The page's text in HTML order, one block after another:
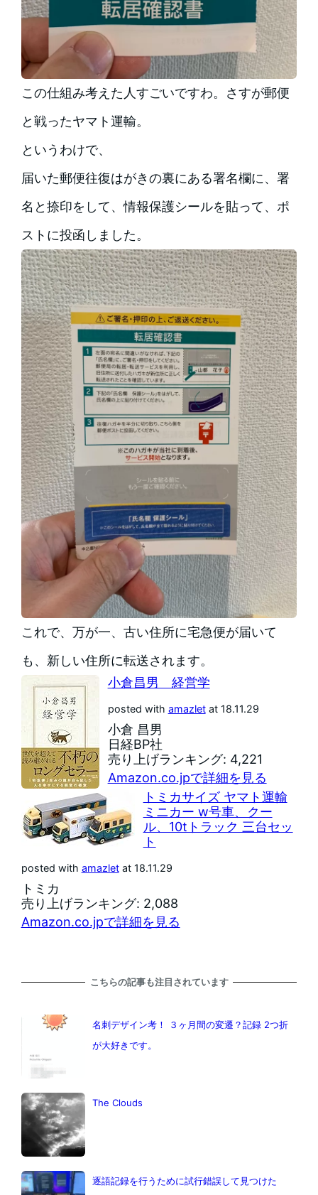
この仕組み考えた人すごいですわ。さすが郵便
と戦ったヤマト運輸。
というわけで、
届いた郵便往復はがきの裏にある署名欄に、署
名と捺印をして、情報保護シールを貼って、ポ
ストに投函しました。
これで、万が一、古い住所に宅急便が届いて
も、新しい住所に転送されます。
小倉昌男 経営学
posted with amazletat 18.11.29
小倉 昌男
日経BP社
売り上げランキング: 4,221
Amazon.co.jpで詳細を見る
トミカサイズ ヤマト運輸
ミニカー w号車、クー
ル、10tトラック 三台セッ
ト
posted with amazletat 18.11.29
トミカ
売り上げランキング: 2,088
Amazon.co.jpで詳細を見る
こちらの記事も注目されています
名刺デザイン考！ ３ヶ月間の変遷？記録 2つ折
が大好きです。
The Clouds
逐語記録を行うために試行錯誤して見つけた